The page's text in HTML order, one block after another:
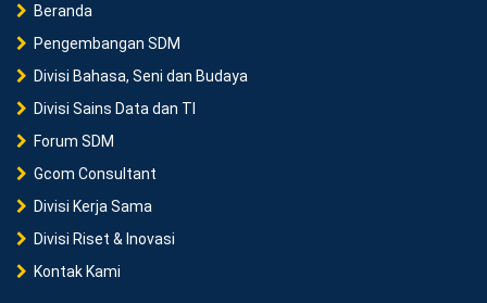
Beranda
Pengembangan SDM
Divisi Bahasa, Seni dan Budaya
Divisi Sains Data dan TI
Forum SDM
Gcom Consultant
Divisi Kerja Sama
Divisi Riset & Inovasi
Kontak Kami